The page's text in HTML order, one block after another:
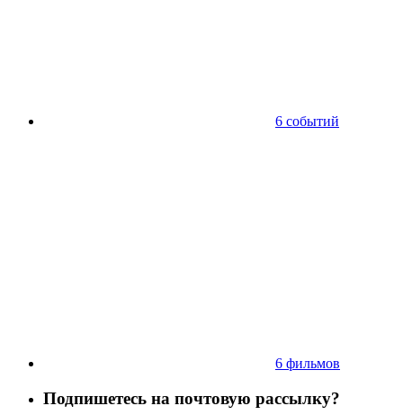
6 событий
6 фильмов
Подпишетесь на почтовую рассылку?